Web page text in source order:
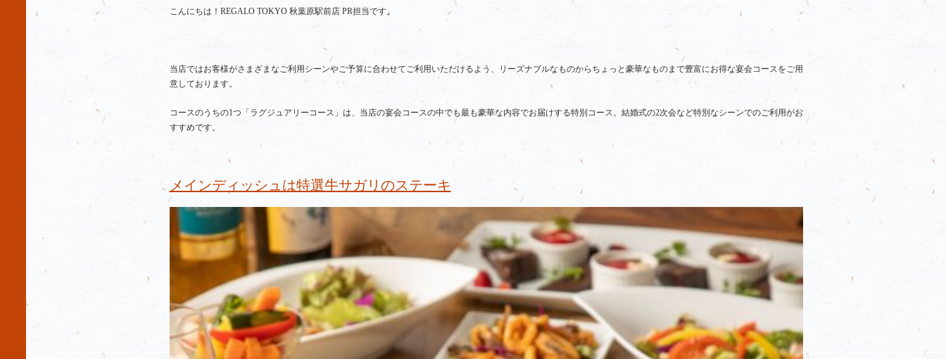
こんにちは！REGALO TOKYO 秋葉原駅前店 PR担当です。
当店ではお客様がさまざまなご利用シーンやご予算に合わせてご利用いただけるよう、リーズナブルなものからちょっと豪華なものまで豊富にお得な宴会コースをご用
意しております。
コースのうちの1つ「ラグジュアリーコース」は、当店の宴会コースの中でも最も豪華な内容でお届けする特別コース。結婚式の2次会など特別なシーンでのご利用がお
すすめです。
メインディッシュは特選牛サガリのステーキ